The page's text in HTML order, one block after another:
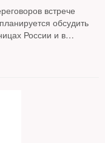
встрече
обсудить
России и в